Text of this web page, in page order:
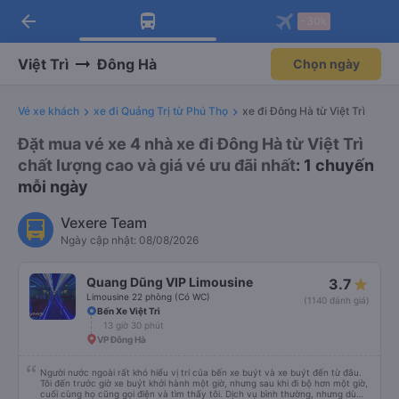
Tải app Vexere ngay!
Nhận ưu đãi thành viên độc
Mở app
Tải app Vexere
-30k/ghế khi đặt vé máy bay qua
Mở app
arrow_back
Việt Trì Đông Hà Chọn ngày
Vé xe khách xe đi Quảng Trị từ Phú Thọ xe đi Đông Hà từ Việt Trì
Đặt mua vé xe 4 nhà xe đi Đông Hà từ Việt Trì
chất lượng cao và giá vé ưu đãi nhất: 1 chuyến
mỗi ngày
Vexere Team
Ngày cập nhật: 08/08/2026
Quang Dũng VIP Limousine
Limousine 22 phòng (Có WC)
3.7
(1140 đánh giá)
Bến Xe Việt Trì
13 giờ 30 phút
VP Đông Hà
Người nước ngoài rất khó hiểu vị trí của bến xe buýt và xe buýt đến từ đâu.
Tôi đến trước giờ xe buýt khởi hành một giờ, nhưng sau khi đi bộ hơn một giờ,
cuối cùng họ cũng gọi điện và tìm thấy tôi. Dịch vụ bình thường, nhưng dù